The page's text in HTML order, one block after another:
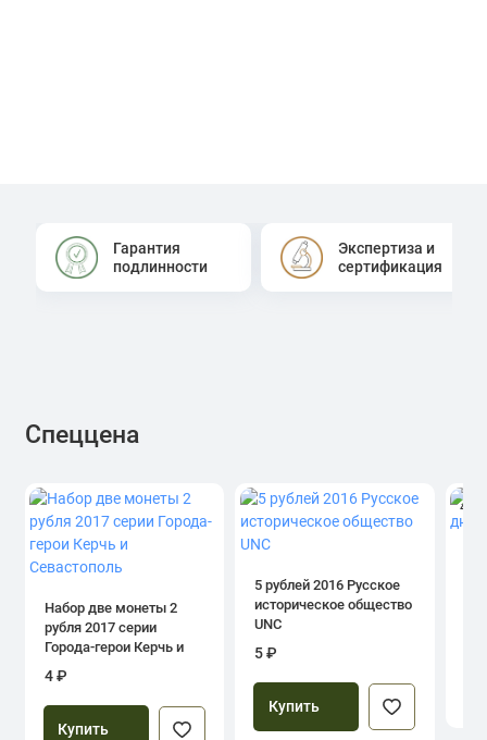
Гарантия
подлинности
Экспертиза и
сертификация
Спеццена
Набор две монеты 2
рубля 2017 серии
Города-герои Керчь и
Севастополь
4 ₽
Купить
5 рублей 2016 Русское
историческое общество
UNC
5 ₽
Купить
4.0